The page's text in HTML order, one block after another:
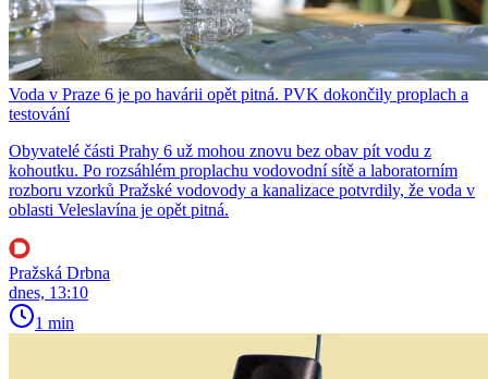
Voda v Praze 6 je po havárii opět pitná. PVK dokončily proplach a
testování
Obyvatelé části Prahy 6 už mohou znovu bez obav pít vodu z
kohoutku. Po rozsáhlém proplachu vodovodní sítě a laboratorním
rozboru vzorků Pražské vodovody a kanalizace potvrdily, že voda v
oblasti Veleslavína je opět pitná.
Pražská Drbna
dnes, 13:10
1 min